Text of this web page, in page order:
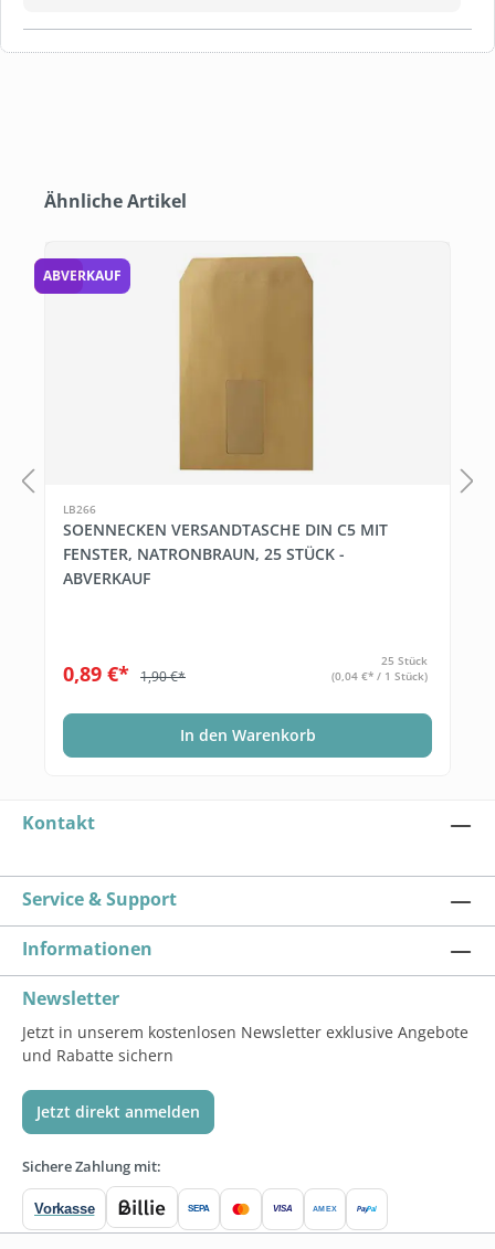
Produktgalerie überspringen
Ähnliche Artikel
53 %
ABVERKAUF
LB266
SOENNECKEN VERSANDTASCHE DIN C5 MIT
FENSTER, NATRONBRAUN, 25 STÜCK -
ABVERKAUF
0,89 €* 1,90 €*
25 Stück
(0,04 €* / 1 Stück)
In den Warenkorb
Kontakt
Service & Support
Informationen
Newsletter
Jetzt in unserem kostenlosen Newsletter exklusive Angebote
und Rabatte sichern
Jetzt direkt anmelden
Sichere Zahlung mit:
Vorkasse SEPA VISA AMEX PayPal